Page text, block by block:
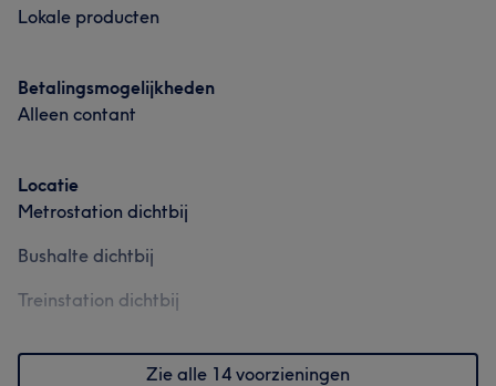
Lokale producten
Betalingsmogelijkheden
Alleen contant
Locatie
Metrostation dichtbij
Bushalte dichtbij
Treinstation dichtbij
Zie alle 14 voorzieningen